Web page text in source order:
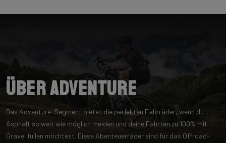
Über Adventure
Das Adventure-Segment bietet die perfekten Fahrräder, wenn du
Asphalt so weit wie möglich meiden und deine Fahrten zu 100% mit
Gravel füllen möchtest. Diese Abenteuerräder sind für das Offroad-